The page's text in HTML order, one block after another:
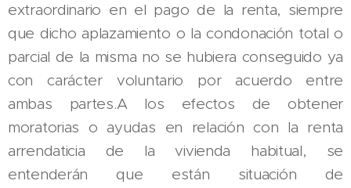
extraordinario en el pago de la renta, siempre
que dicho aplazamiento o la condonación total o
parcial de la misma no se hubiera conseguido ya
con carácter voluntario por acuerdo entre
ambas partes.A los efectos de obtener
moratorias o ayudas en relación con la renta
arrendaticia de la vivienda habitual, se
entenderán que están situación de